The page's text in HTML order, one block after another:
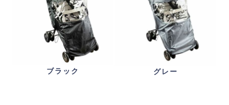
ブラック グレー